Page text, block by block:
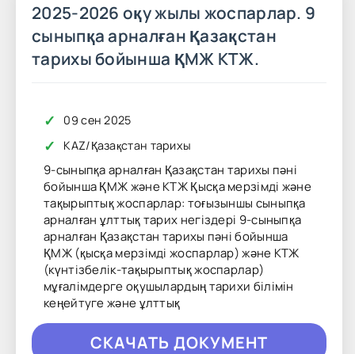
2025-2026 оқу жылы жоспарлар. 9
сыныпқа арналған Қазақстан
тарихы бойынша ҚМЖ КТЖ.
✓ 09 сен 2025
✓ KAZ/Қазақстан тарихы
9-сыныпқа арналған Қазақстан тарихы пәні
бойынша ҚМЖ және КТЖ Қысқа мерзімді және
тақырыптық жоспарлар: тоғызыншы сыныпқа
арналған ұлттық тарих негіздері 9-сыныпқа
арналған Қазақстан тарихы пәні бойынша
ҚМЖ (қысқа мерзімді жоспарлар) және КТЖ
(күнтізбелік-тақырыптық жоспарлар)
мұғалімдерге оқушылардың тарихи білімін
кеңейтуге және ұлттық
CКAЧAТЬ ДОКУМЕНТ